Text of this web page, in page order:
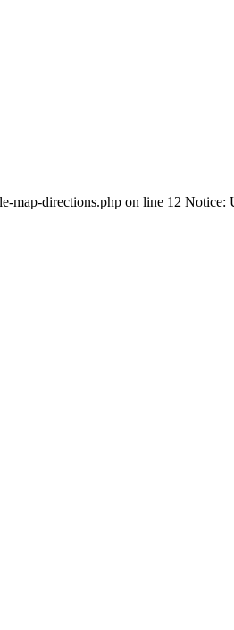
map-directions.php on line 12 Notice: